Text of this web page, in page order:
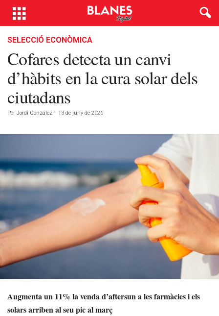
SELECCIÓ ECONÒMICA
Cofares detecta un canvi
d’hàbits en la cura solar dels
ciutadans
Por Jordi González - 13 de juny de 2026
Augmenta un 11% la venda d’aftersun a les farmàcies i els
solars arriben al seu pic al març